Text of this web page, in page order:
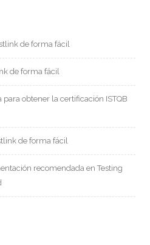
de forma fácil
de forma fácil
para obtener la certificación ISTQB
de forma fácil
recomendada en Testing